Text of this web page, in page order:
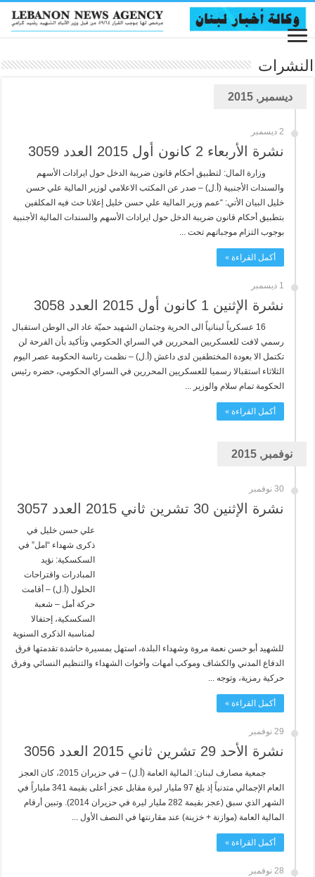
النشرات
ديسمبر, 2015
2 ديسمبر
نشرة الأربعاء 2 كانون أول 2015 العدد 3059
وزارة المال: لتطبيق أحكام قانون ضريبة الدخل حول ايرادات الأسهم
والسندات الأجنبية (أ.ل) – صدر عن المكتب الاعلامي لوزير المالية علي حسن
خليل البيان الأتي: “عمم وزير المالية علي حسن خليل إعلانا حث فيه المكلفين
بتطبيق أحكام قانون ضريبة الدخل حول ايرادات الأسهم والسندات المالية الأجنبية
بوجوب التزام موجباتهم تحت ...
أكمل القراءة »
1 ديسمبر
نشرة الإثنين 1 كانون أول 2015 العدد 3058
16 عسكرياً لبنانياً الى الحرية وجثمان الشهيد حميّة عاد الى الوطن استقبال
رسمي لافت للعسكريين المحررين في السراي الحكومي وتأكيد بأن الفرحة لن
تكتمل الا بعودة المختطفين لدى داعش (أ.ل) – نظمت رئاسة الحكومة عصر اليوم
الثلاثاء استقبالا رسميا للعسكريين المحررين في السراي الحكومي، حضره رئيس
الحكومة تمام سلام والوزير ...
أكمل القراءة »
نوفمبر, 2015
30 نوفمبر
نشرة الإثنين 30 تشرين ثاني 2015 العدد 3057
علي حسن خليل في
ذكرى شهداء “امل” في
السكسكية: نؤيد
المبادرات واقتراحات
الحلول (أ.ل) – أقامت
حركة أمل – شعبة
السكسكية، إحتفالا
لمناسبة الذكرى السنوية
للشهيد أبو حسن نعمة مروة وشهداء البلدة، استهل بمسيرة حاشدة تقدمتها فرق
الدفاع المدني والكشاف وموكب أمهات وأخوات الشهداء والتنظيم النسائي وفرق
حركية رمزية، وتوجه ...
أكمل القراءة »
29 نوفمبر
نشرة الأحد 29 تشرين ثاني 2015 العدد 3056
جمعية مصارف لبنان: المالية العامة (أ.ل) – في حزيران 2015، كان العجز
العام الإجمالي متدنياً إذ بلغ 97 مليار ليرة مقابل عجز أعلى بقيمة 341 ملياراً في
الشهر الذي سبق (عجز بقيمة 282 مليار ليرة في حزيران 2014). وتبين أرقام
المالية العامة (موازنة + خزينة) عند مقارنتها في النصف الأول ...
أكمل القراءة »
28 نوفمبر